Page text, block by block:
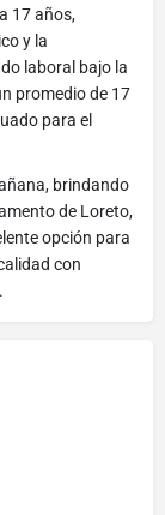
17 años,
y la
laboral bajo la
promedio de 17
para el
brindando
de Loreto,
opción para
con